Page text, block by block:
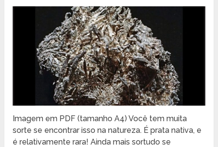
Imagem em PDF (tamanho A4) Você tem muita
sorte se encontrar isso na natureza. É prata nativa, e
é relativamente rara! Ainda mais sortudo se